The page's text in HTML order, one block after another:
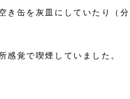
缶を灰皿にしていたり（
感覚で喫煙していました。